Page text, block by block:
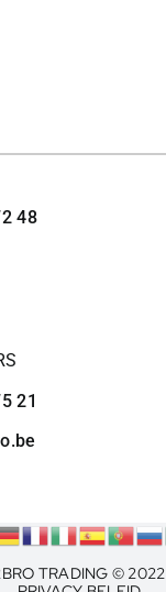
48
21
TRADING © 2022